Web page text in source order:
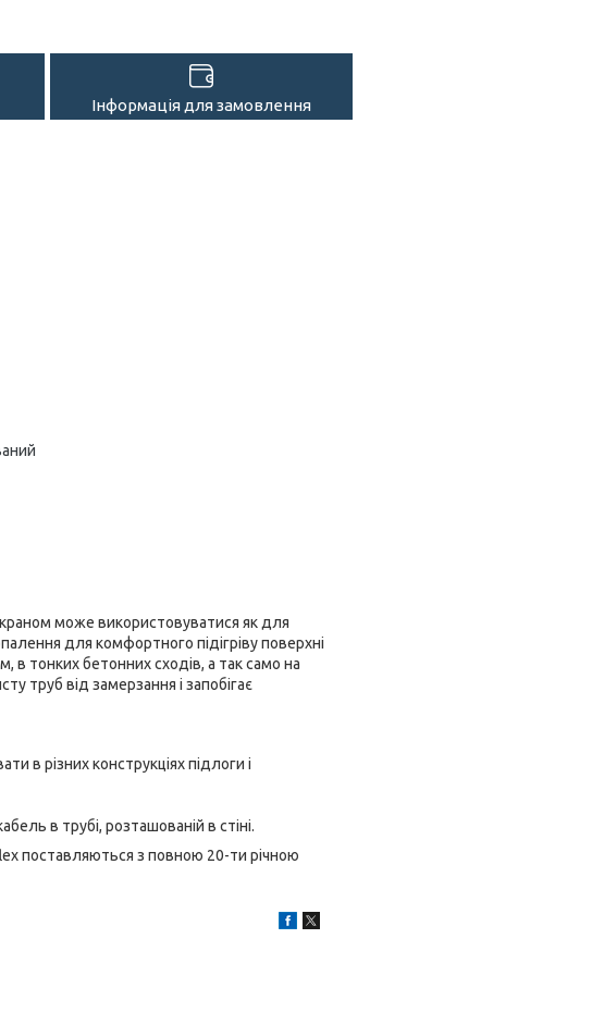
Інформація для замовлення
може використовуватися як для
для комфортного підігріву поверхні
в тонких бетонних сходів, а так само на
труб від замерзання і запобігає
в різних конструкціях підлоги і
в трубі, розташованій в стіні.
поставляються з повною 20-ти річною